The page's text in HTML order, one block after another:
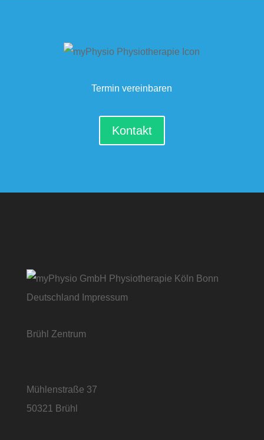
Termin vereinbaren
Kontakt
Brühl Zentrum
Mühlenstraße 37
50321 Brühl